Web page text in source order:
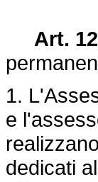
Art.
1.
e
dedicati